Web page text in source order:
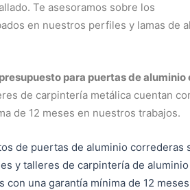
Te asesoramos sobre los
en nuestros perfiles y lamas de
presupuesto para puertas de
de carpintería metálica cuentan
de 12 meses en nuestros trabajos.
de puertas de aluminio correderas
y talleres de carpintería de
con una garantía mínima de 12 meses